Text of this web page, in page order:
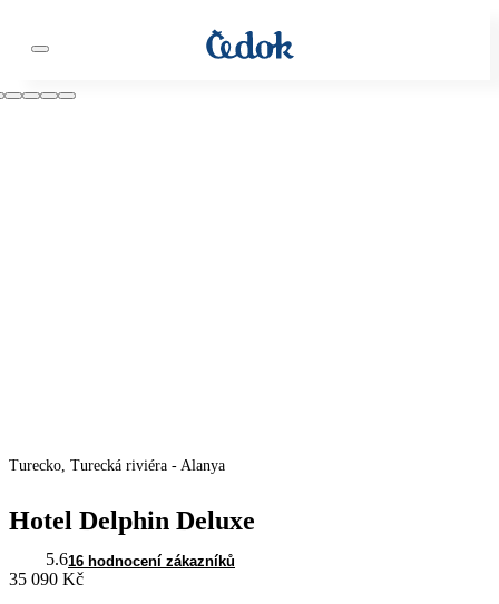
Turecko, Turecká riviéra - Alanya
Hotel Delphin Deluxe
5.616 hodnocení zákazníků
35 090 Kč